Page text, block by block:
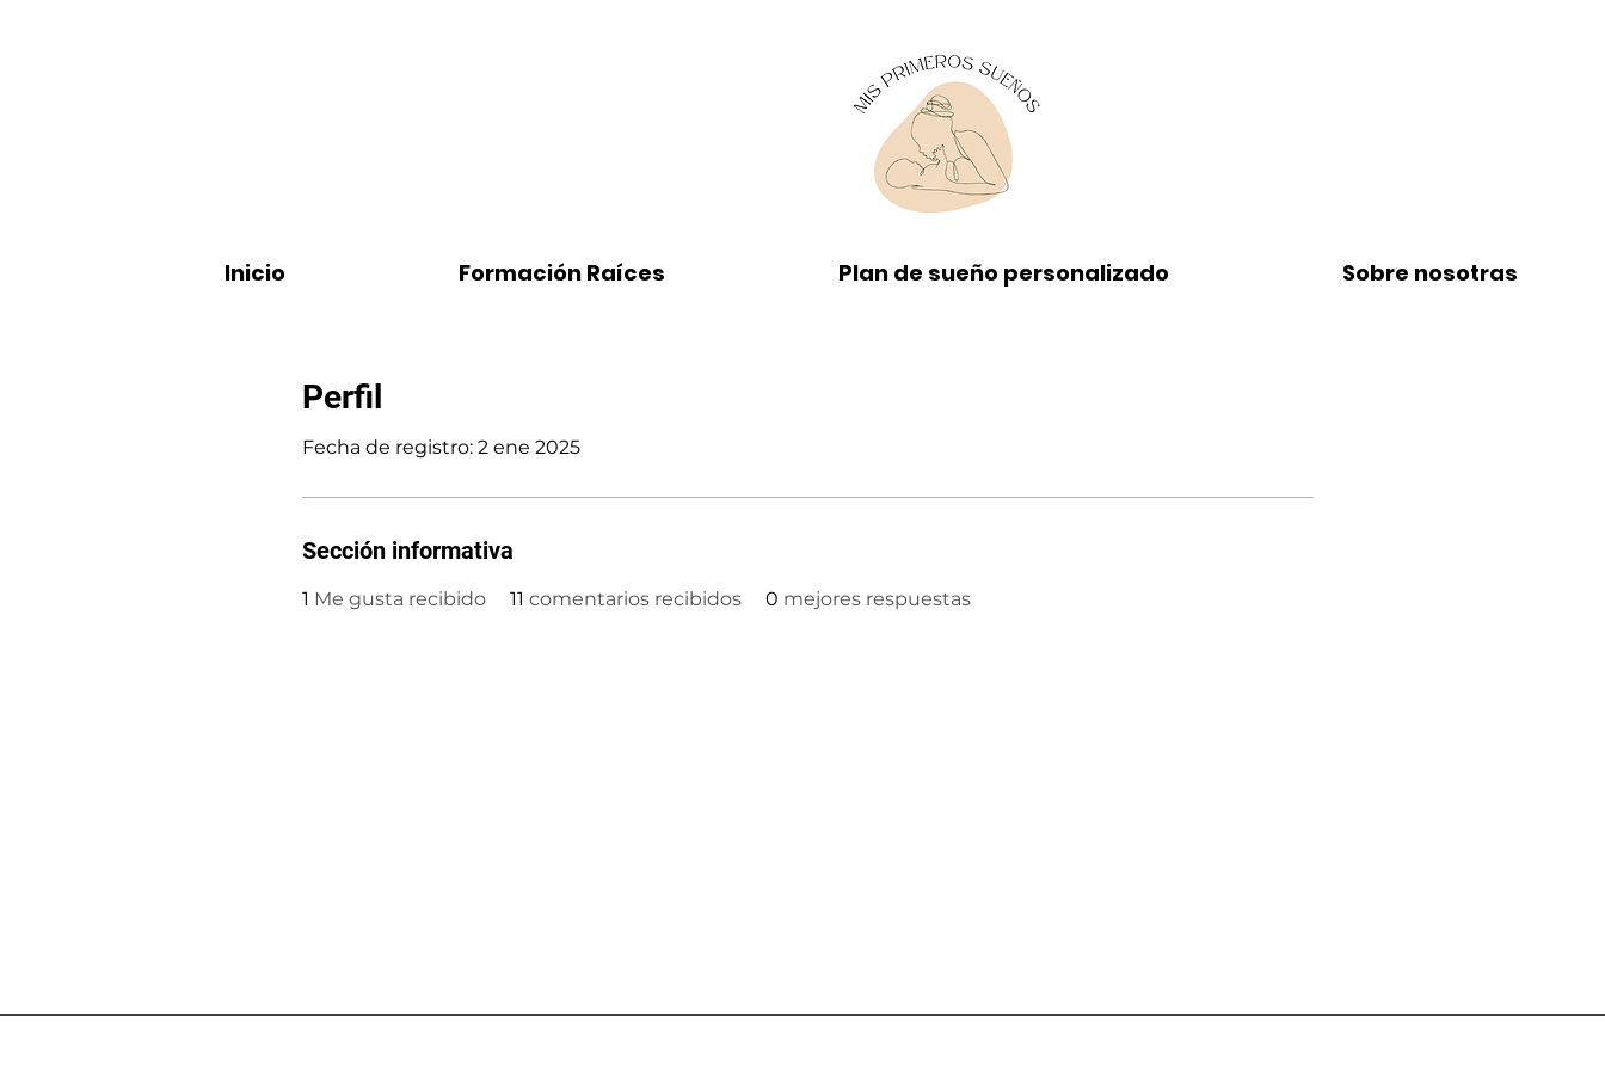
Inicio Formación Raíces Plan de sueño personalizado Sobre nosotras
Perfil
Fecha de registro: 2 ene 2025
Sección informativa
1 Me gusta recibido 11 comentarios recibidos 0 mejores respuestas